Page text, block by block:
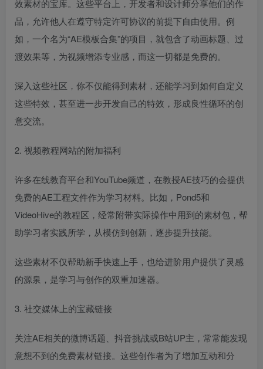
效素材的宝库。这些平台上，开发者和设计师分享他们的作
品，允许他人在遵守特定许可协议的前提下自由使用。例
如，一个名为“AE模板合集”的项目，就包含了动画标题、过
渡效果等，为视频增添专业感，而这一切都是免费的。
深入这些社区，你不仅能得到素材，还能学习到如何自定义
这些特效，甚至进一步开发自己的特效，形成良性循环的创
意交流。
2. 视频教程网站的附加福利
许多在线教育平台和YouTube频道，在教授AE技巧的会提供
免费的AE工程文件作为学习材料。比如，Pond5和
VideoHive的教程区，经常附带实际操作中用到的素材包，帮
助学习者实践所学，从模仿到创新，逐步提升技能。
这些素材不仅帮助新手快速上手，也给进阶用户提供了灵感
的源泉，是学习与创作的双重加速器。
3. 社交媒体上的宝藏链接
关注AE相关的微博话题、抖音挑战或B站UP主，常常能发现
意想不到的免费素材链接。这些创作者为了增加互动和分